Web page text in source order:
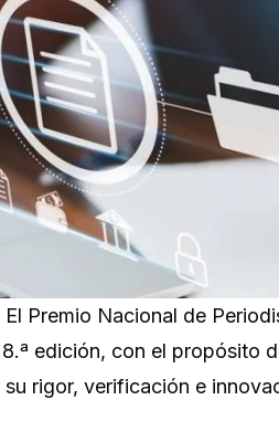
El Premio Nacional de
edición, con el propósito
rigor, verificación e